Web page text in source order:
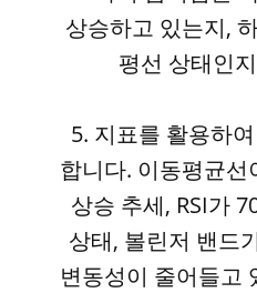
상승하고 있는지,
평선 상태인
5. 지표를 활용하
합니다. 이동평균선
상승 추세, RSI가
상태, 볼린저 밴드
변동성이 줄어들고